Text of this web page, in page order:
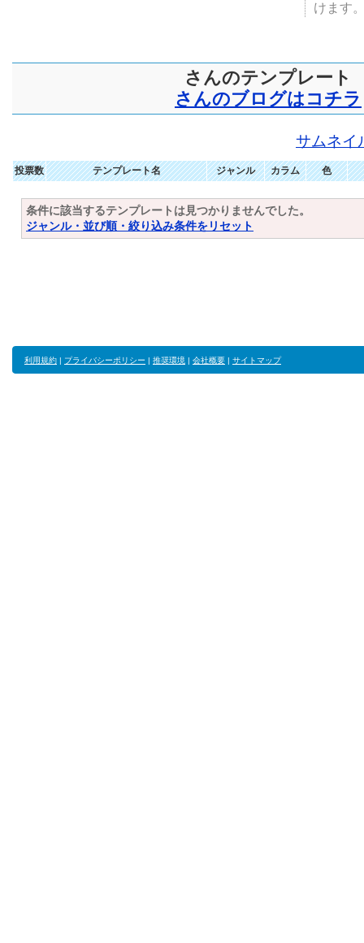
けます
さんのテンプレート
さんのブログはコチラ
サムネイ
投票数 テンプレート名 ジャンル カラム 色
条件に該当するテンプレートは見つかりませんでした。
ジャンル・並び順・絞り込み条件をリセット
利用規約 | プライバシーポリシー | 推奨環境 | 会社概要 | サイトマップ